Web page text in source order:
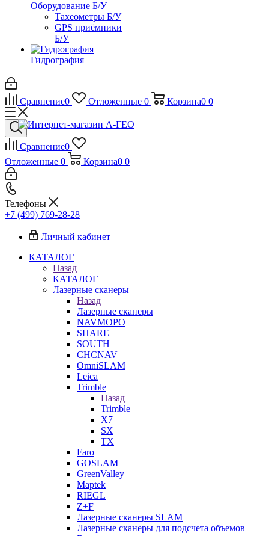
Оборудование Б/У
Тахеометры Б/У
GPS приёмники
Б/У
Гидрография
Сравнение0 Отложенные 0 Корзина0 0
Сравнение0
Отложенные 0 Корзина0 0
Телефоны
+7 (499) 769-28-28
Личный кабинет
КАТАЛОГ
Назад
КАТАЛОГ
Лазерные сканеры
Назад
Лазерные сканеры
NAVMOPO
SHARE
SOUTH
CHCNAV
OmniSLAM
Leica
Trimble
Назад
Trimble
X7
SX
TX
Faro
GOSLAM
GreenValley
Maptek
RIEGL
Z+F
Лазерные сканеры SLAM
Лазерные сканеры для подсчета объемов